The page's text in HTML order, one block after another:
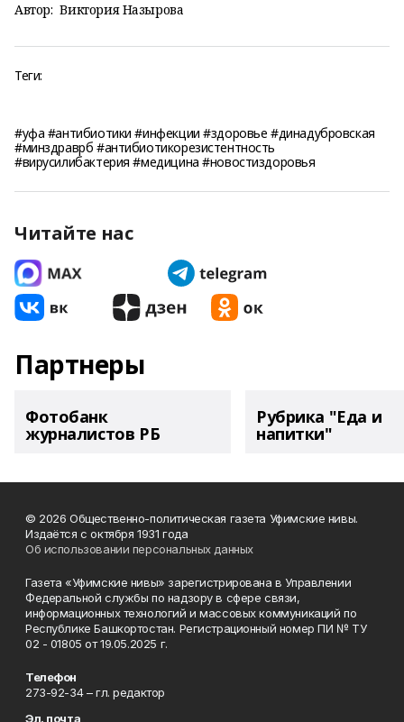
Автор: Виктория Назырова
Теги:
#уфа #антибиотики #инфекции #здоровье #динадубровская
#минздраврб #антибиотикорезистентность
#вирусилибактерия #медицина #новостиздоровья
Читайте нас
Партнеры
Фотобанк
журналистов РБ
Рубрика "Еда и
напитки"
© 2026 Общественно-политическая газета Уфимские нивы.
Издаётся с октября 1931 года
Об использовании персональных данных
Газета «Уфимские нивы» зарегистрирована в Управлении
Федеральной службы по надзору в сфере связи,
информационных технологий и массовых коммуникаций по
Республике Башкортостан. Регистрационный номер ПИ № ТУ
02 - 01805 от 19.05.2025 г.
Телефон
273-92-34 – гл. редактор
Эл. почта